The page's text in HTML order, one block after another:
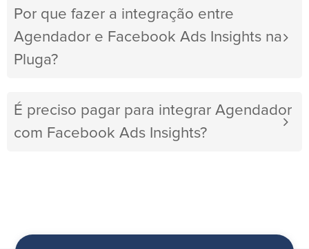
Por que fazer a integração entre
Agendador e Facebook Ads Insights na
Pluga?
É preciso pagar para integrar Agendador
com Facebook Ads Insights?